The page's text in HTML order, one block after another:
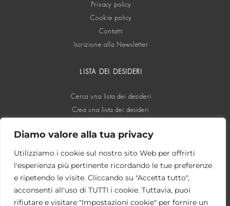
Diamo valore alla tua privacy
Utilizziamo i cookie sul nostro sito Web per offrirti
l'esperienza più pertinente ricordando le tue preferenze
e ripetendo le visite. Cliccando su "Accetta tutto",
acconsenti all'uso di TUTTI i cookie. Tuttavia, puoi
rifiutare e visitare "Impostazioni cookie" per fornire un
Privacy policy
Cookie policy
Contatti
Iscrizione alla Newsletter
LISTA DEI DESIDERI
Cerca una lista dei desideri
Crea una lista dei desideri
SOCIAL